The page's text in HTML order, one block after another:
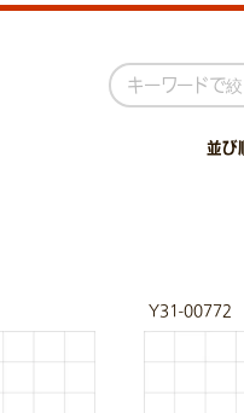
並び
Y31-00772